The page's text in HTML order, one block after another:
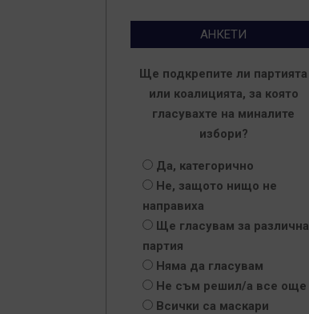
АНКЕТИ
Ще подкрепите ли партията
или коалицията, за която
гласувахте на миналите
избори?
Да, категорично
Не, защото нищо не
направиха
Ще гласувам за различна
партия
Няма да гласувам
Не съм решил/а все още
Всички са маскари